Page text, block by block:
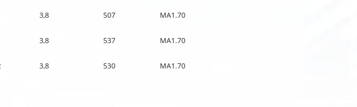
3,8 507 MA1.70
3,8 537 MA1.70
3,8 530 MA1.70